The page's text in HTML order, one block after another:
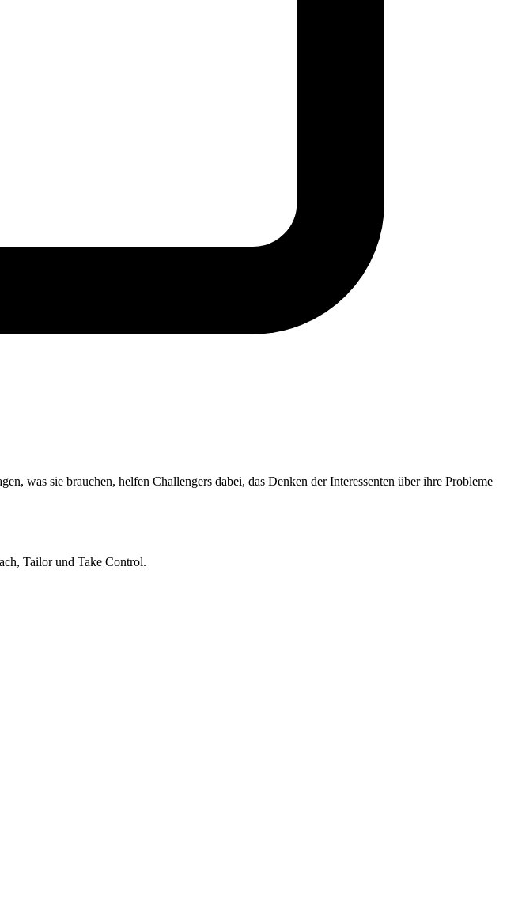
was sie brauchen, helfen Challengers dabei, das Denken der Interessenten über ihre Probleme
Tailor und Take Control.